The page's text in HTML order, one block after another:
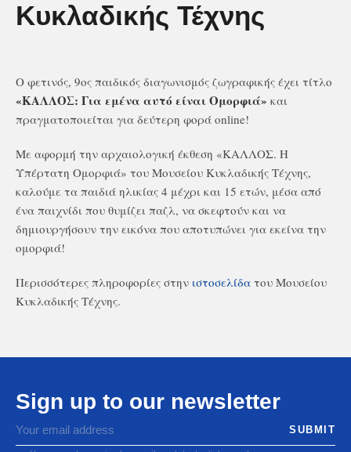
Κυκλαδικής Τέχνης
Ο φετινός, 9ος παιδικός διαγωνισμός ζωγραφικής έχει τίτλο
«ΚΑΛΛΟΣ: Για εμένα αυτό είναι Ομορφιά» και
πραγματοποιείται για δεύτερη φορά online!
Με αφορμή την αρχαιολογική έκθεση «ΚΑΛΛΟΣ. Η
Υπέρτατη Ομορφιά» του Μουσείου Κυκλαδικής Τέχνης,
καλούμε τα παιδιά ηλικίας 4 μέχρι και 15 ετών, μέσα από
ένα παιχνίδι που θυμίζει παζλ, να σκεφτούν και να
δημιουργήσουν την εικόνα που αποτυπώνει για εκείνα την
ομορφιά!
Περισσότερες πληροφορίες στην ιστοσελίδα του Μουσείου
Κυκλαδικής Τέχνης.
Sign up to our newsletter